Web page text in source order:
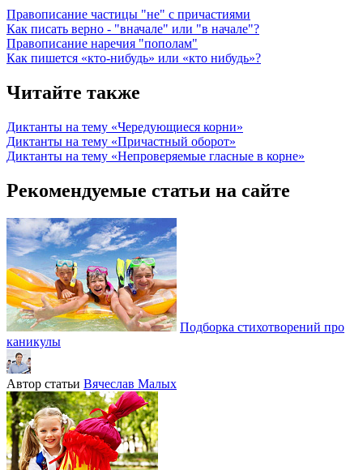
Правописание частицы "не" с причастиями
Как писать верно - "вначале" или "в начале"?
Правописание наречия "пополам"
Как пишется «кто-нибудь» или «кто нибудь»?
Читайте также
Диктанты на тему «Чередующиеся корни»
Диктанты на тему «Причастный оборот»
Диктанты на тему «Непроверяемые гласные в корне»
Рекомендуемые статьи на сайте
Подборка стихотворений про
каникулы
Автор статьи Вячеслав Малых